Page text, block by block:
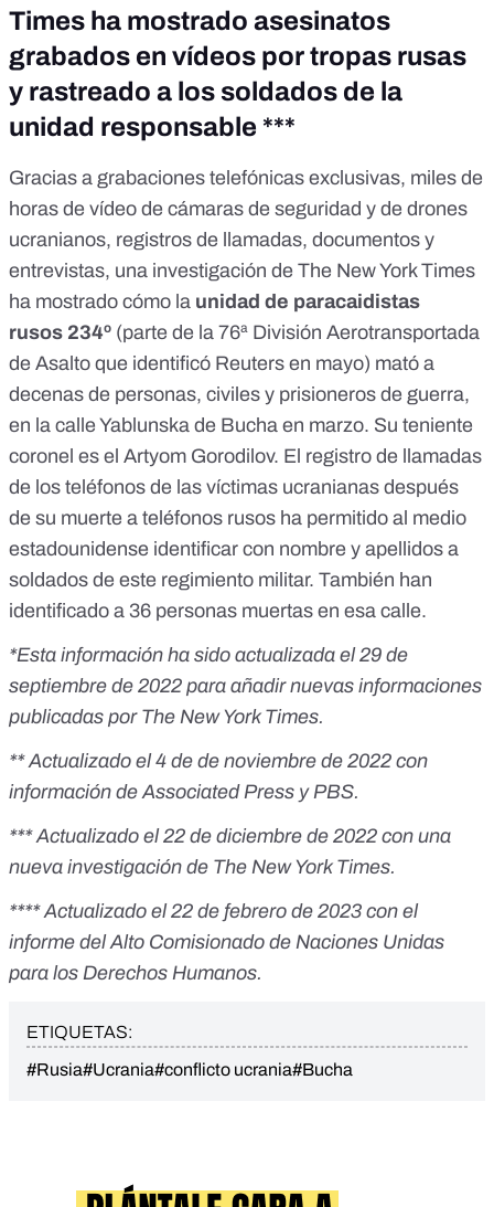
Times ha mostrado asesinatos
grabados en vídeos por tropas rusas
y rastreado a los soldados de la
unidad responsable ***
Gracias a grabaciones telefónicas exclusivas, miles de
horas de vídeo de cámaras de seguridad y de drones
ucranianos, registros de llamadas, documentos y
entrevistas, una investigación de The New York Times
ha mostrado cómo la unidad de paracaidistas
rusos 234º (parte de la 76ª División Aerotransportada
de Asalto que identificó Reuters en mayo) mató a
decenas de personas, civiles y prisioneros de guerra,
en la calle Yablunska de Bucha en marzo. Su teniente
coronel es el Artyom Gorodilov. El registro de llamadas
de los teléfonos de las víctimas ucranianas después
de su muerte a teléfonos rusos ha permitido al medio
estadounidense identificar con nombre y apellidos a
soldados de este regimiento militar. También han
identificado a 36 personas muertas en esa calle.
*Esta información ha sido actualizada el 29 de
septiembre de 2022 para añadir nuevas informaciones
publicadas por The New York Times.
** Actualizado el 4 de de noviembre de 2022 con
información de Associated Press y PBS.
*** Actualizado el 22 de diciembre de 2022 con una
nueva investigación de The New York Times.
**** Actualizado el 22 de febrero de 2023 con el
informe del Alto Comisionado de Naciones Unidas
para los Derechos Humanos.
ETIQUETAS:
#Rusia#Ucrania#conflicto ucrania#Bucha